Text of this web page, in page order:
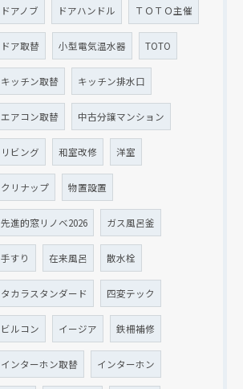
ドアノブ ドアハンドル ＴＯＴＯ主催
ドア取替 小型電気温水器 TOTO
キッチン取替 キッチン排水口
エアコン取替 中古分譲マンション
リビング 和室改修 洋室
クリナップ 物置設置
先進的窓リノベ2026 ガス風呂釜
手すり 在来風呂 散水栓
タカラスタンダード 四変テック
ビルコン イージア 鉄柵補修
インターホン取替 インターホン